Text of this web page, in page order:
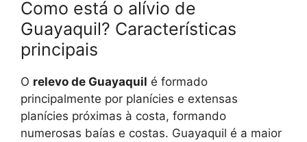
Como está o alívio de
Guayaquil? Características
principais
O relevo de Guayaquil é formado
principalmente por planícies e extensas
planícies próximas à costa, formando
numerosas baías e costas. Guayaquil é a maior